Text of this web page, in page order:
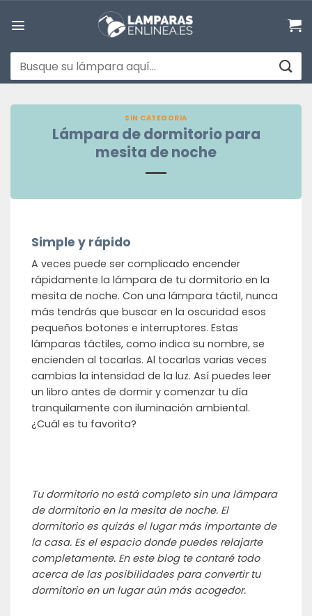
Buscar
por:
SIN CATEGORIA
Lámpara de dormitorio para
mesita de noche
Simple y rápido
A veces puede ser complicado encender
rápidamente la lámpara de tu dormitorio en la
mesita de noche. Con una lámpara táctil, nunca
más tendrás que buscar en la oscuridad esos
pequeños botones e interruptores. Estas
lámparas táctiles, como indica su nombre, se
encienden al tocarlas. Al tocarlas varias veces
cambias la intensidad de la luz. Así puedes leer
un libro antes de dormir y comenzar tu día
tranquilamente con iluminación ambiental.
¿Cuál es tu favorita?
Tu dormitorio no está completo sin una lámpara
de dormitorio en la mesita de noche. El
dormitorio es quizás el lugar más importante de
la casa. Es el espacio donde puedes relajarte
completamente. En este blog te contaré todo
acerca de las posibilidades para convertir tu
dormitorio en un lugar aún más acogedor.